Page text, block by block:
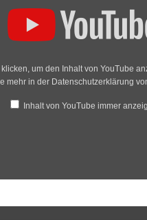
klicken, um den Inhalt von YouTube
mehr in der Datenschutzerklärung
Inhalt von YouTube immer